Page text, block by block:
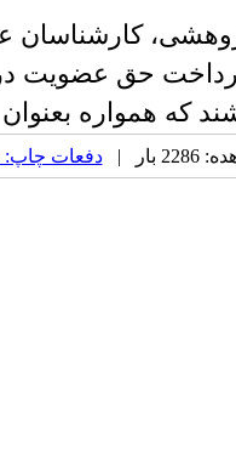
کارشناسان
حق عضویت
که همواره
بار | دفعات چاپ: 462 بار